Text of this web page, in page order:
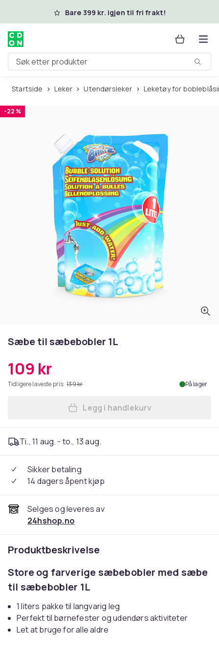
Hopp til hovedinnholdBare 399 kr. igjen til fri frakt!
Søk etter produkter
Startside Leker Utendørsleker Leketøy for
-22 %
Sæbe til sæbebobler 1L
109 kr
Tidligere laveste pris: 139 kr På lager
Legg Sæbe til sæbebobler
Legg i handlekurv
Ti., 11 aug. - to., 13 aug.
Sikker betaling
14 dagers åpent kjøp
Selges og leveres av
24hshop.no
Produktbeskrivelse
Store og farverige sæbebobler med sæbe
til sæbebobler 1L
1 liters pakke til langvarig leg
Perfekt til børnefester og udendørs aktiviteter
Let at bruge for alle aldre